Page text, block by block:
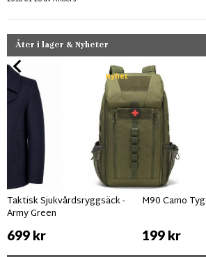
Åter i lager & Nyheter
Nyhet
Taktisk Sjukvårdsryggsäck -
Army Green
699 kr
M90 Camo
199 kr